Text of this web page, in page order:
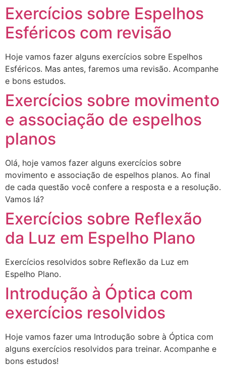
Exercícios sobre Espelhos
Esféricos com revisão
Hoje vamos fazer alguns exercícios sobre Espelhos
Esféricos. Mas antes, faremos uma revisão. Acompanhe
e bons estudos.
Exercícios sobre movimento
e associação de espelhos
planos
Olá, hoje vamos fazer alguns exercícios sobre
movimento e associação de espelhos planos. Ao final
de cada questão você confere a resposta e a resolução.
Vamos lá?
Exercícios sobre Reflexão
da Luz em Espelho Plano
Exercícios resolvidos sobre Reflexão da Luz em
Espelho Plano.
Introdução à Óptica com
exercícios resolvidos
Hoje vamos fazer uma Introdução sobre à Óptica com
alguns exercícios resolvidos para treinar. Acompanhe e
bons estudos!